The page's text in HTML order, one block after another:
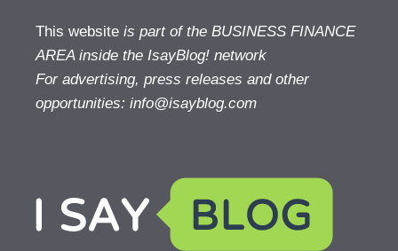
This website is part of the BUSINESS FINANCE
AREA inside the IsayBlog! network
For advertising, press releases and other
opportunities: info@isayblog.com